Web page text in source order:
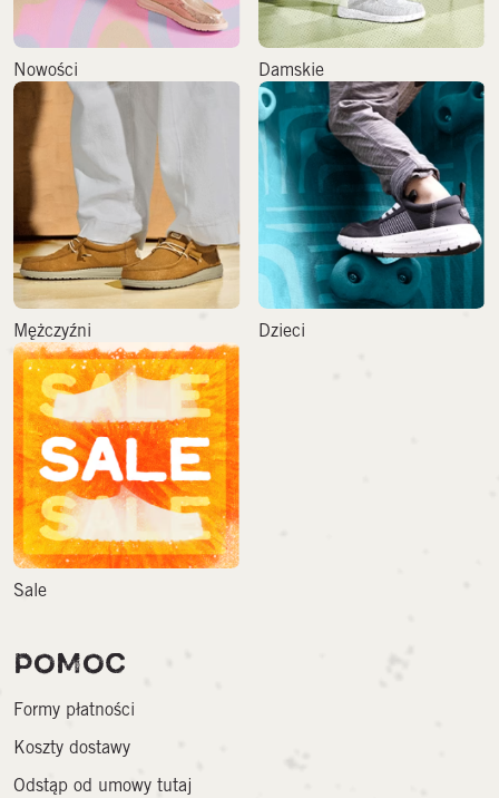
Nowości Damskie
Mężczyźni Dzieci
Sale
POMOC
Formy płatności
Koszty dostawy
Odstąp od umowy tutaj